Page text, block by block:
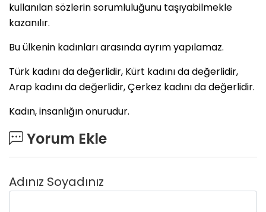
kullanılan sözlerin sorumluluğunu taşıyabilmekle
kazanılır.
Bu ülkenin kadınları arasında ayrım yapılamaz.
Türk kadını da değerlidir, Kürt kadını da değerlidir,
Arap kadını da değerlidir, Çerkez kadını da değerlidir.
Kadın, insanlığın onurudur.
Yorum Ekle
Adınız Soyadınız